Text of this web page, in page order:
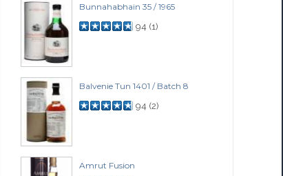
Bunnahabhain 35 / 1965
94 (1)
Balvenie Tun 1401 / Batch 8
94 (2)
Amrut Fusion